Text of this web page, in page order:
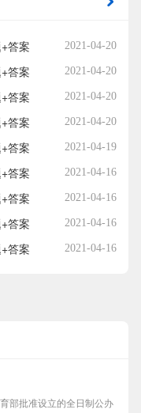
答案 2021-04-20
答案 2021-04-20
答案 2021-04-20
答案 2021-04-20
答案 2021-04-19
答案 2021-04-16
答案 2021-04-16
答案 2021-04-16
答案 2021-04-16
部批准设立的全日制公办